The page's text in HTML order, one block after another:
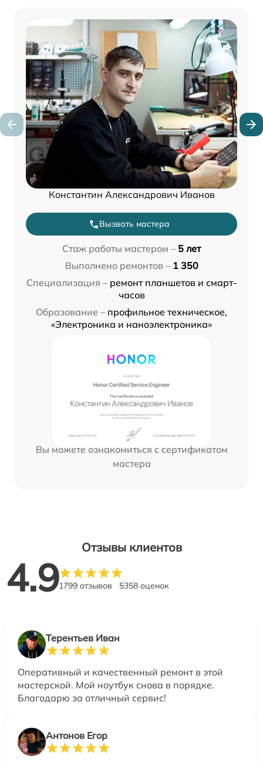
Константин Александрович Иванов
Вызвать мастера
Стаж работы мастером – 5 лет
Выполнено ремонтов – 1 350
Специализация – ремонт планшетов и смарт-
часов
Образование – профильное техническое,
«Электроника и наноэлектроника»
Вы можете ознакомиться с сертификатом
мастера
Отзывы клиентов
4.91799 отзывов 5358 оценок
Терентьев Иван
Оперативный и качественный ремонт в этой
мастерской. Мой ноутбук снова в порядке.
Благодарю за отличный сервис!
Антонов Егор